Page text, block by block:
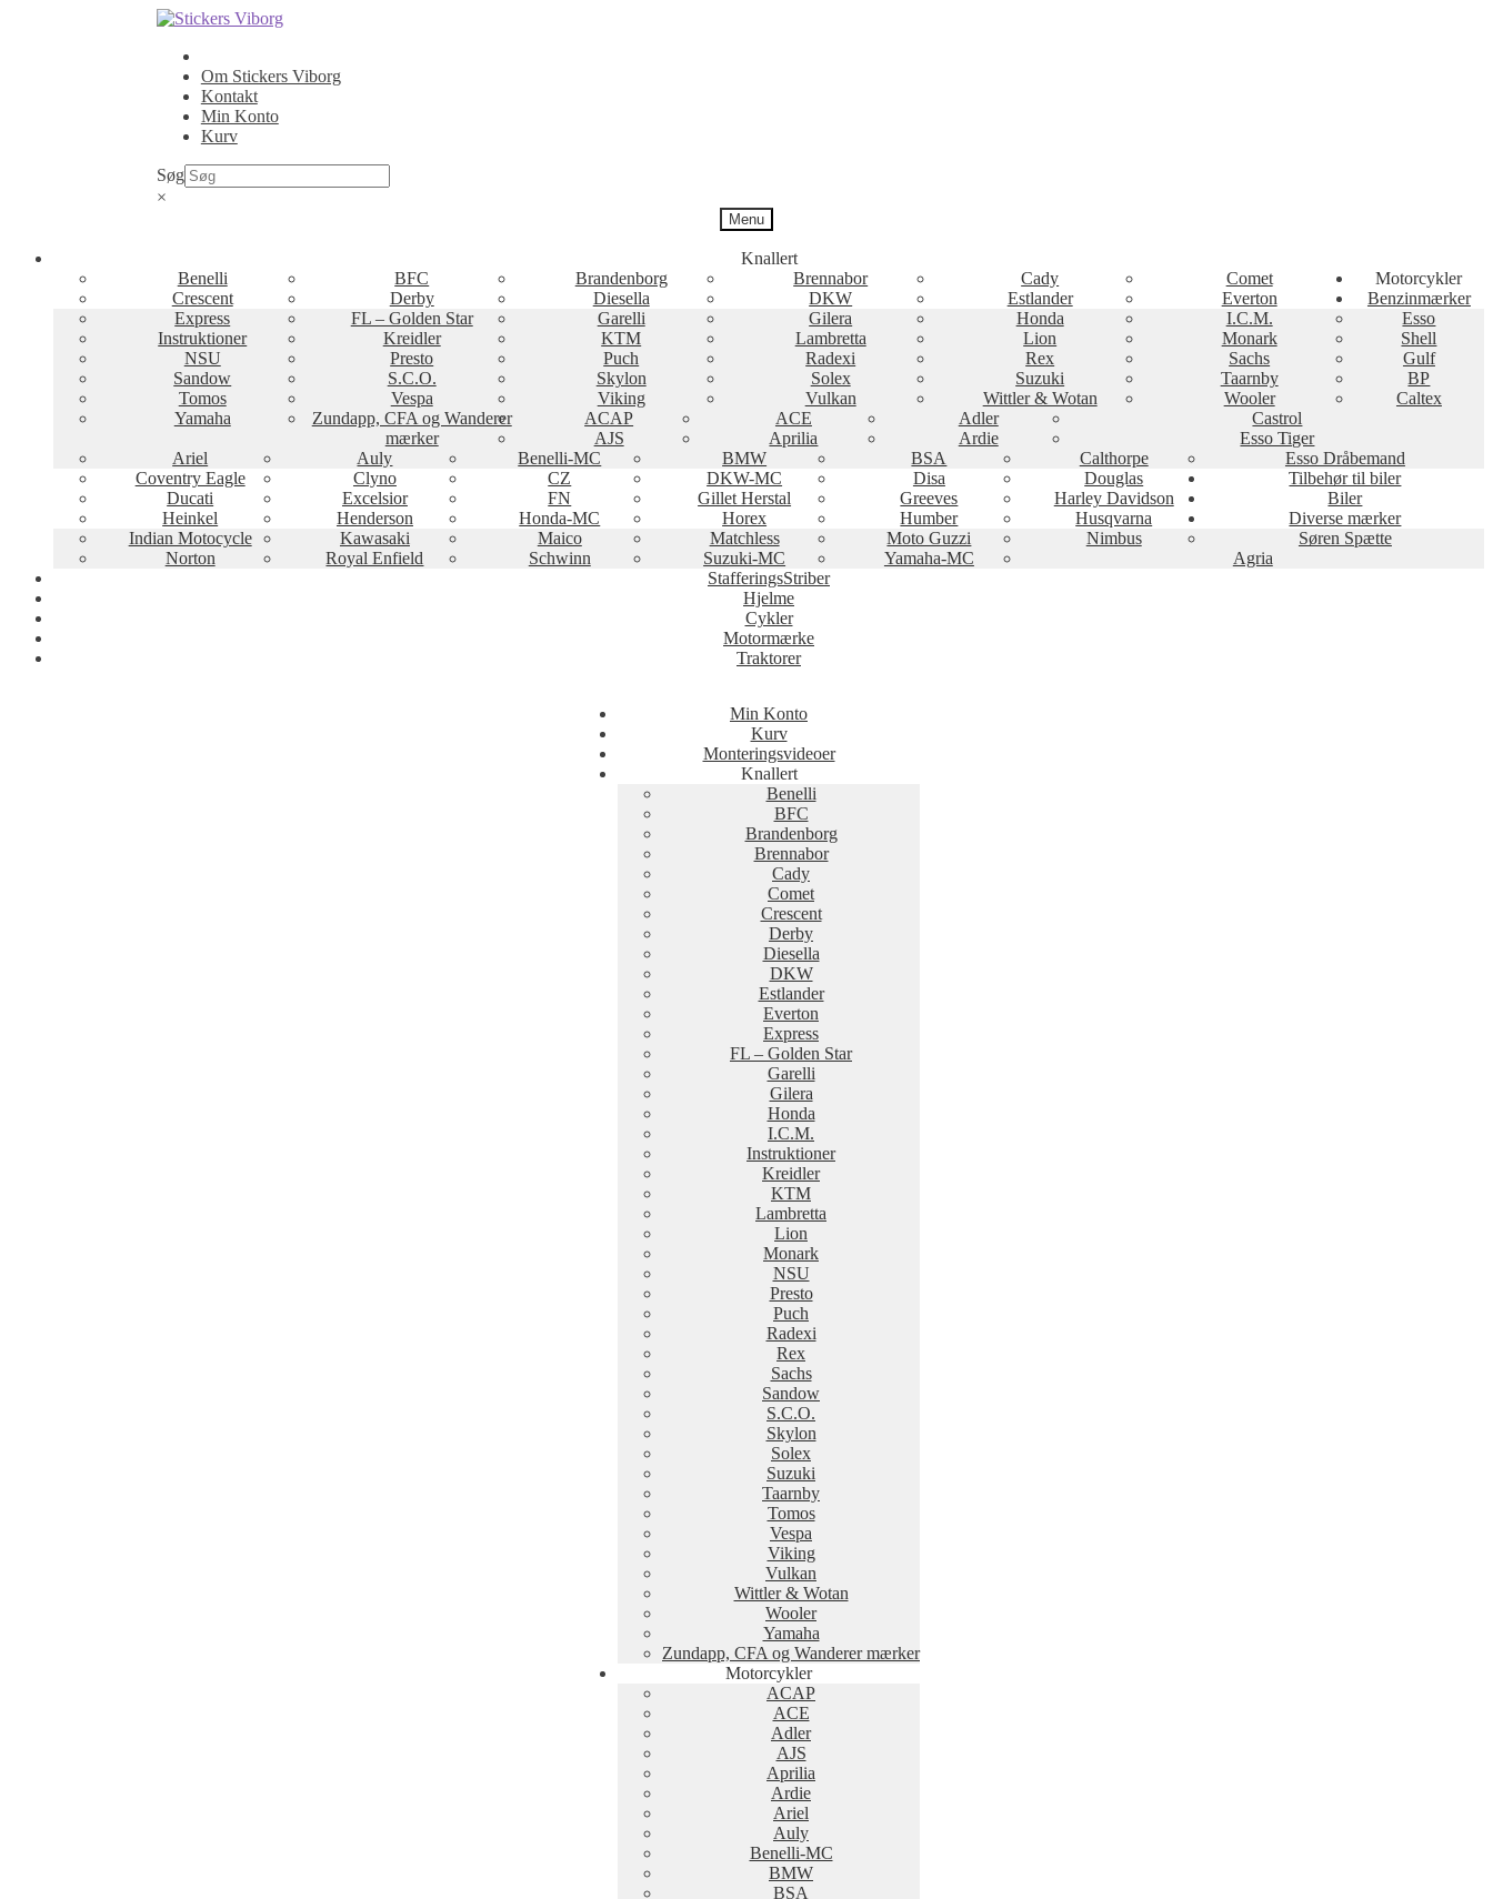
Spring
navigation
Spring
indhold
Om Stickers Viborg
Kontakt
Min Konto
Kurv
Søg
×
Menu
Knallert
Benelli
BFC Brandenborg Brennabor Cady
Comet
Crescent
Derby Diesella DKW Estlander
Everton
Express
FL – Golden Star Garelli Gilera Honda
I.C.M.
Instruktioner
Kreidler KTM Lambretta Lion
Monark
NSU
Presto Puch Radexi Rex
Sachs
Sandow
S.C.O. Skylon Solex Suzuki
Taarnby
Tomos
Vespa Viking Vulkan Wittler & Wotan
Wooler
Yamaha
Zundapp, CFA og Wanderer
mærker
Motorcykler
ACAP ACE
Adler
AJS
Aprilia
Ardie
Ariel
Auly Benelli-MC BMW BSA
Calthorpe
Coventry Eagle
Clyno CZ DKW-MC Disa
Douglas
Ducati
Excelsior FN Gillet Herstal Greeves
Harley Davidson
Heinkel
Henderson Honda-MC Horex Humber
Husqvarna
Indian Motocycle
Kawasaki Maico Matchless Moto Guzzi
Nimbus
Norton
Royal Enfield Schwinn Suzuki-MC Yamaha-MC
Benzinmærker
Esso
Shell
Gulf
BP
Caltex
Castrol
Esso Tiger
Esso Dråbemand
Tilbehør til biler
Biler
Diverse mærker
Søren Spætte
Agria
StafferingsStriber
Hjelme
Cykler
Motormærke
Traktorer
Min Konto
Kurv
Monteringsvideoer
Knallert
Benelli
BFC
Brandenborg
Brennabor
Cady
Comet
Crescent
Derby
Diesella
DKW
Estlander
Everton
Express
FL – Golden Star
Garelli
Gilera
Honda
I.C.M.
Instruktioner
Kreidler
KTM
Lambretta
Lion
Monark
NSU
Presto
Puch
Radexi
Rex
Sachs
Sandow
S.C.O.
Skylon
Solex
Suzuki
Taarnby
Tomos
Vespa
Viking
Vulkan
Wittler & Wotan
Wooler
Yamaha
Zundapp, CFA og Wanderer mærker
Motorcykler
ACAP
ACE
Adler
AJS
Aprilia
Ardie
Ariel
Auly
Benelli-MC
BMW
BSA